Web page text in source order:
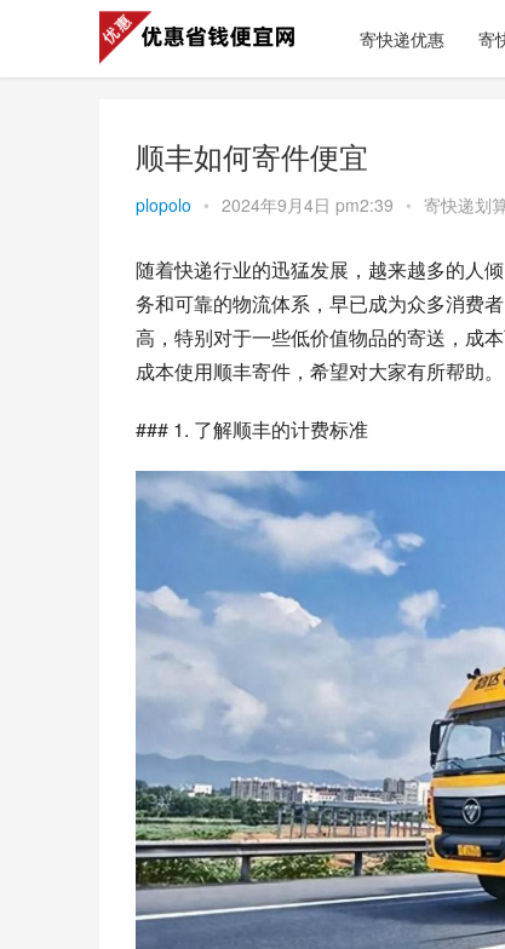
寄快递优惠 寄
顺丰如何寄件便宜
plopolo • 2024年9月4日 pm2:39 • 寄快递划
随着快递行业的迅猛发展，越来越多的人
务和可靠的物流体系，早已成为众多消费
高，特别对于一些低价值物品的寄送，成
成本使用顺丰寄件，希望对大家有所帮助。
### 1. 了解顺丰的计费标准